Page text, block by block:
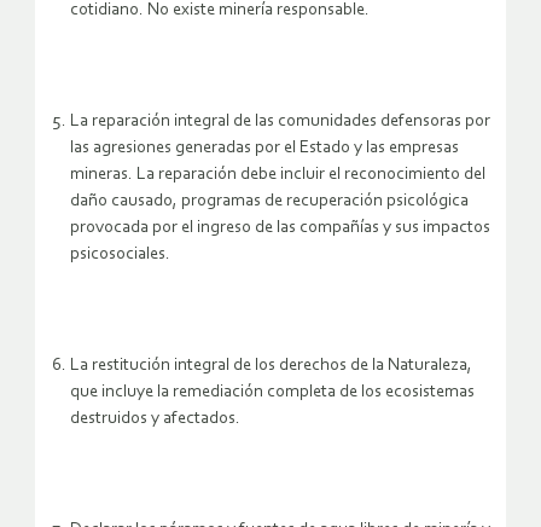
cotidiano. No existe minería responsable.
La reparación integral de las comunidades defensoras por
las agresiones generadas por el Estado y las empresas
mineras. La reparación debe incluir el reconocimiento del
daño causado, programas de recuperación psicológica
provocada por el ingreso de las compañías y sus impactos
psicosociales.
La restitución integral de los derechos de la Naturaleza,
que incluye la remediación completa de los ecosistemas
destruidos y afectados.